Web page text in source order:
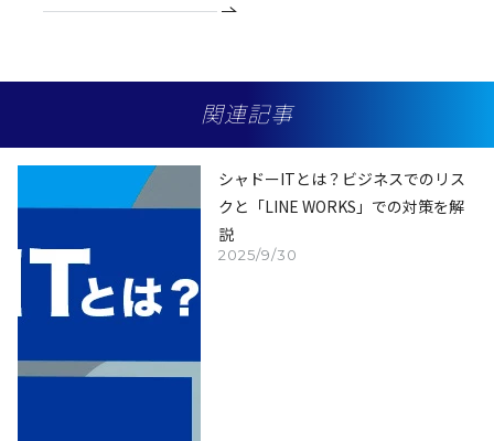
関連記事
2025/9/30
シャドーITとは？ビジネスでのリス
クと「LINE WORKS」での対策を解
説